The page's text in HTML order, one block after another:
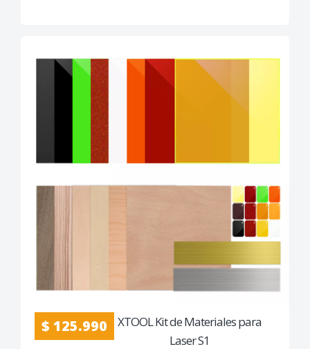
$ 125.990
XTOOL Kit de Materiales para
Laser S1